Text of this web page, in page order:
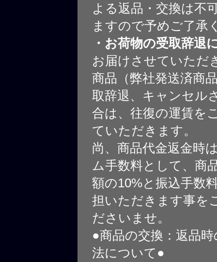
よる返品・交換は不
ますので予めご了承
・お荷物の受取辞退
お届けさせていただ
商品（弊社発送済商
取辞退、キャンセル
合は、往復の運賃を
ていただきます。
尚、商品代金返金時
ム手数料として、商
額の10%と振込手数
担いただきます事を
ださいませ。
●商品の交換：返品
法について●